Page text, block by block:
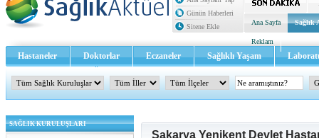
Günün Haberleri
Sitene Ekle
Ana Sayfa Sağlık
Reklam
Hastaneler Doktorlar Eczaneler Sağlıklı Yaşam
Sağlık TV - Video İletişim
SAĞLIK KURULUŞLARI
Sakarya Yenikent Devlet